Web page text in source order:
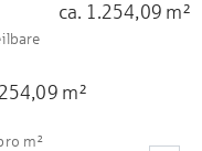
ca. 1.254,09 m²
m²
m²